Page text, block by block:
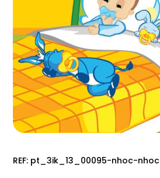
REF: pt_3ik_13_00095-nhoc-nhoc